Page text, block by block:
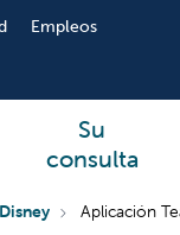
Empleos
Su
consulta
Aplicación